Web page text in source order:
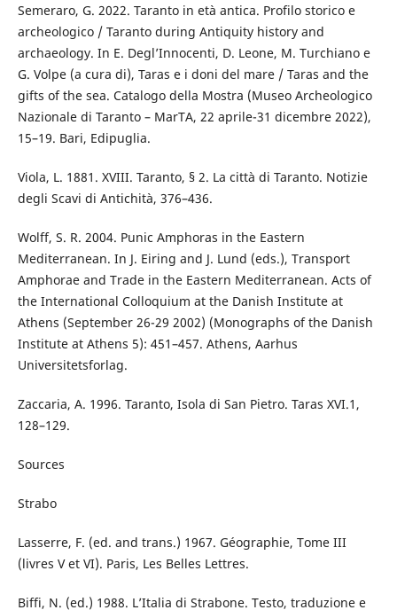
Semeraro, G. 2022. Taranto in età antica. Profilo storico e
archeologico / Taranto during Antiquity history and
archaeology. In E. Degl’Innocenti, D. Leone, M. Turchiano e
G. Volpe (a cura di), Taras e i doni del mare / Taras and the
gifts of the sea. Catalogo della Mostra (Museo Archeologico
Nazionale di Taranto – MarTA, 22 aprile-31 dicembre 2022),
15–19. Bari, Edipuglia.
Viola, L. 1881. XVIII. Taranto, § 2. La città di Taranto. Notizie
degli Scavi di Antichità, 376–436.
Wolff, S. R. 2004. Punic Amphoras in the Eastern
Mediterranean. In J. Eiring and J. Lund (eds.), Transport
Amphorae and Trade in the Eastern Mediterranean. Acts of
the International Colloquium at the Danish Institute at
Athens (September 26-29 2002) (Monographs of the Danish
Institute at Athens 5): 451–457. Athens, Aarhus
Universitetsforlag.
Zaccaria, A. 1996. Taranto, Isola di San Pietro. Taras XVI.1,
128–129.
Sources
Strabo
Lasserre, F. (ed. and trans.) 1967. Géographie, Tome III
(livres V et VI). Paris, Les Belles Lettres.
Biffi, N. (ed.) 1988. L’Italia di Strabone. Testo, traduzione e